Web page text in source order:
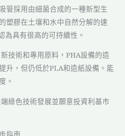
管採用由細菌合成的一種新型生
塑膠在土壤和水中自然分解的速
為具有很高的可持續性。
技術和專用原料，PHA設備的造
升，但仍低於PLA和造紙設備。能
。
綠色技術發展並願意投資利基市